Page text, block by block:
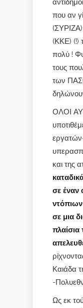
που αν
(ΣΥΡΙΖΑ)
(ΚΚΕ) (!)
πολύ !
τους
των
ΟΛΟΙ
και της
σε έναν
σε μια
πλαίσια
Καιάδα
-
Ως εκ